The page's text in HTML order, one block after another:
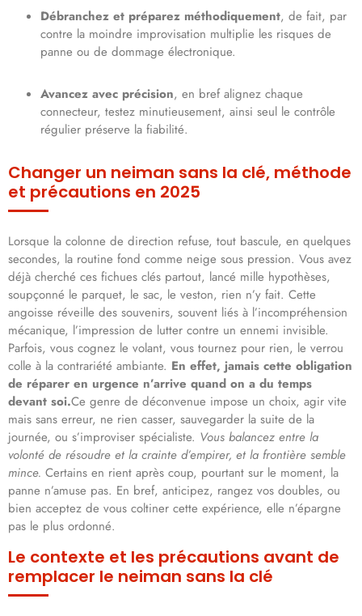
Débranchez et préparez méthodiquement, de fait, par
contre la moindre improvisation multiplie les risques de
panne ou de dommage électronique.
Avancez avec précision, en bref alignez chaque
connecteur, testez minutieusement, ainsi seul le contrôle
régulier préserve la fiabilité.
Changer un neiman sans la clé, méthode
et précautions en 2025
Lorsque la colonne de direction refuse, tout bascule, en quelques
secondes, la routine fond comme neige sous pression. Vous avez
déjà cherché ces fichues clés partout, lancé mille hypothèses,
soupçonné le parquet, le sac, le veston, rien n’y fait. Cette
angoisse réveille des souvenirs, souvent liés à l’incompréhension
mécanique, l’impression de lutter contre un ennemi invisible.
Parfois, vous cognez le volant, vous tournez pour rien, le verrou
colle à la contrariété ambiante. En effet, jamais cette obligation
de réparer en urgence n’arrive quand on a du temps
devant soi.Ce genre de déconvenue impose un choix, agir vite
mais sans erreur, ne rien casser, sauvegarder la suite de la
journée, ou s’improviser spécialiste. Vous balancez entre la
volonté de résoudre et la crainte d’empirer, et la frontière semble
mince. Certains en rient après coup, pourtant sur le moment, la
panne n’amuse pas. En bref, anticipez, rangez vos doubles, ou
bien acceptez de vous coltiner cette expérience, elle n’épargne
pas le plus ordonné.
Le contexte et les précautions avant de
remplacer le neiman sans la clé